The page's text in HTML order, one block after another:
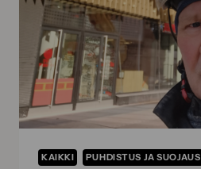
JA
BIOCOMB-
TUOTTEET
KAIKKI PUHDISTUS JA SUOJAUS